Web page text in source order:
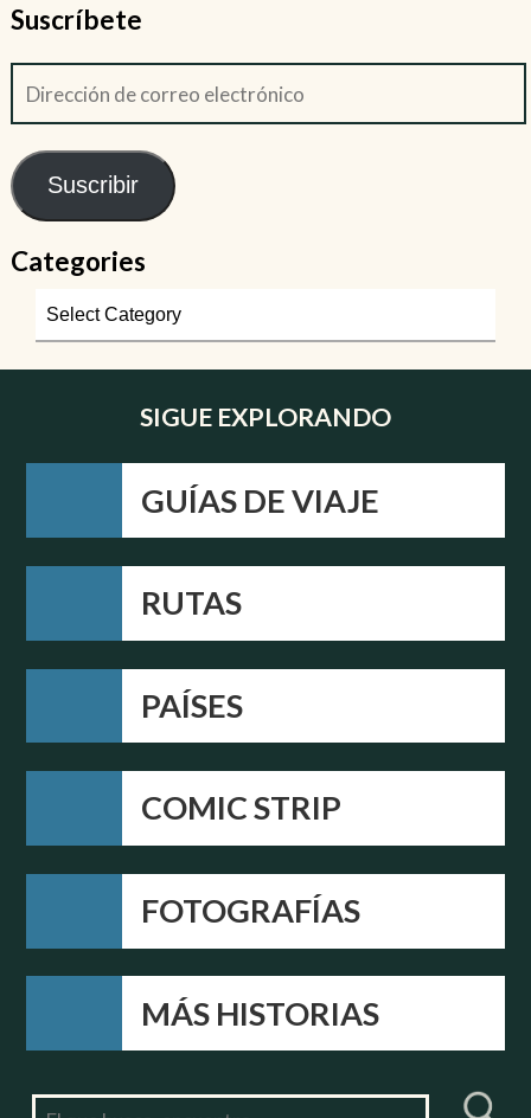
Suscríbete
Suscribir
Categories
SIGUE EXPLORANDO
GUÍAS DE VIAJE
RUTAS
PAÍSES
COMIC STRIP
FOTOGRAFÍAS
MÁS HISTORIAS